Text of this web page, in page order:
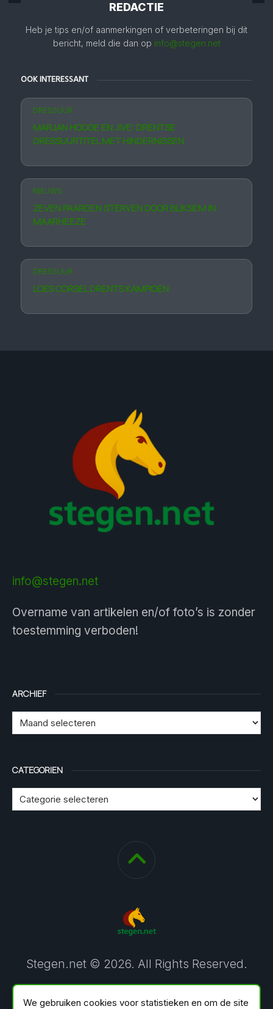
REDACTIE
Heb je tips en/of aanmerkingen of verbeteringen bij dit
bericht, meld die dan op info@stegen.net
OOK INTERESSANT
DRESSUUR
MARJAN HOOGE EN JIVE: DRENTSE
DRESSUURTITEL MET HINDERNISSEN
NIEUWS
ZEVEN PAARDEN STERVEN DOOR BLIKSEM IN
MAARHEEZE
DRESSUUR
LOES CORSEL DRENTS KAMPIOEN
info@stegen.net
Overname van artikelen en/of foto’s is zonder
toestemming verboden!
ARCHIEF
CATEGORIEN
Stegen.net © 2026. All Rights Reserved.
We gebruiken cookies voor statistieken en om de site